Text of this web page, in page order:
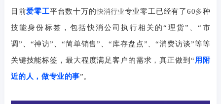
目前爱零工平台数十万的快消行业专业零工已经有了60多种
技能身份标签，包括快消公司执行相关的“ 理货” 、“ 市
调” “神访” “简单销售” 、“ 库存盘点” 、“消费访谈”等等
关键技能标签，最大程度满足客户的需求，真正做到 “ 用附
近的人，做专业的事”。